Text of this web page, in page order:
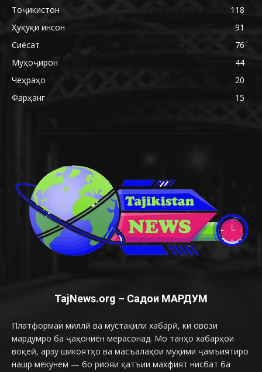
Тоҷикистон
118
Ҳуқуқи инсон
91
Сиёсат
76
Муҳоҷирон
44
Чеҳраҳо
20
Фарҳанг
15
TajNews.org – Садои МАРДУМ
Платформаи миллӣ ва мустақили хабарӣ, ки овози
мардумро ба ҷаҳониён мерасонад. Мо танҳо хабарҳои
воқеӣ, арзу шикоятҳо ва масъалаҳои муҳими ҷамъиятиро
нашр мекунем — бо риояи қатъии махфият нисбат ба